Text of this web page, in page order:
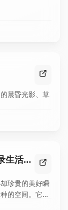
晨昏光影、草
微光纪事｜以微小光芒，记录生活的轨迹
珍贵的美好瞬
的空间。它带
，通过书写赋